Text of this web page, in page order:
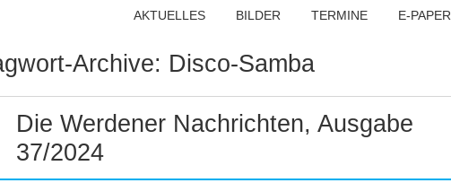
AKTUELLES BILDER TERMINE E-PAPER
Archive: Disco-Samba
Die Werdener Nachrichten, Ausgabe
37/2024